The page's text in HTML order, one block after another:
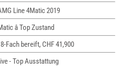
Line 4Matic 2019
â Top Zustand
Fach bereift, CHF 41,900
- Top Ausstattung